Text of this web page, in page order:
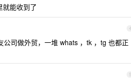
就能收到了
4
司做外贸，一堆 whats ，tk ，tg 也都正
5